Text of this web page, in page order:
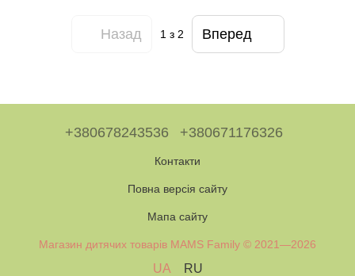
Назад 1з 2 Вперед
+380678243536 +380671176326
Контакти
Повна версія сайту
Мапа сайту
Магазин дитячих товарів MAMS Family © 2021—2026
UA RU